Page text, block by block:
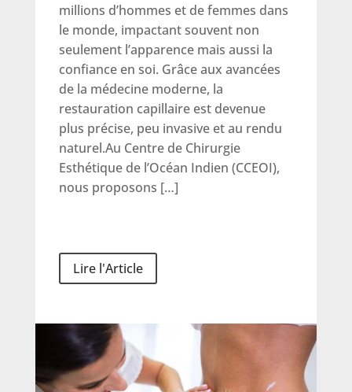
millions d’hommes et de femmes dans
le monde, impactant souvent non
seulement l’apparence mais aussi la
confiance en soi. Grâce aux avancées
de la médecine moderne, la
restauration capillaire est devenue
plus précise, peu invasive et au rendu
naturel.Au Centre de Chirurgie
Esthétique de l’Océan Indien (CCEOI),
nous proposons […]
Lire l'Article